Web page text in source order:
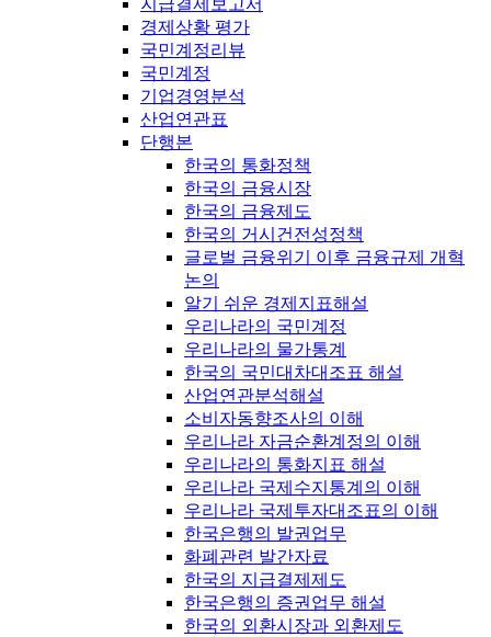
지급결제보고서
경제상황 평가
국민계정리뷰
국민계정
기업경영분석
산업연관표
단행본
한국의 통화정책
한국의 금융시장
한국의 금융제도
한국의 거시건전성정책
글로벌 금융위기 이후 금융규제 개혁
논의
알기 쉬운 경제지표해설
우리나라의 국민계정
우리나라의 물가통계
한국의 국민대차대조표 해설
산업연관분석해설
소비자동향조사의 이해
우리나라 자금순환계정의 이해
우리나라의 통화지표 해설
우리나라 국제수지통계의 이해
우리나라 국제투자대조표의 이해
한국은행의 발권업무
화폐관련 발간자료
한국의 지급결제제도
한국은행의 증권업무 해설
한국의 외환시장과 외환제도